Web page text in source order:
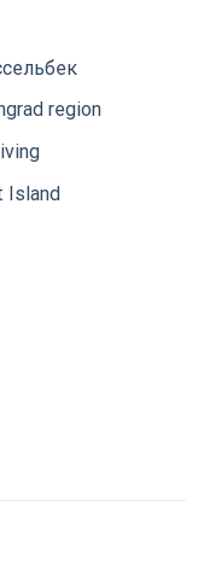
region
Island